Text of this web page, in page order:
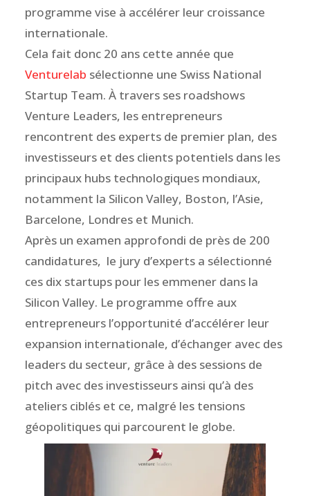
programme vise à accélérer leur croissance
internationale.
Cela fait donc 20 ans cette année que
Venturelab sélectionne une Swiss National
Startup Team. À travers ses roadshows
Venture Leaders, les entrepreneurs
rencontrent des experts de premier plan, des
investisseurs et des clients potentiels dans les
principaux hubs technologiques mondiaux,
notamment la Silicon Valley, Boston, l’Asie,
Barcelone, Londres et Munich.
Après un examen approfondi de près de 200
candidatures, le jury d’experts a sélectionné
ces dix startups pour les emmener dans la
Silicon Valley. Le programme offre aux
entrepreneurs l’opportunité d’accélérer leur
expansion internationale, d’échanger avec des
leaders du secteur, grâce à des sessions de
pitch avec des investisseurs ainsi qu’à des
ateliers ciblés et ce, malgré les tensions
géopolitiques qui parcourent le globe.